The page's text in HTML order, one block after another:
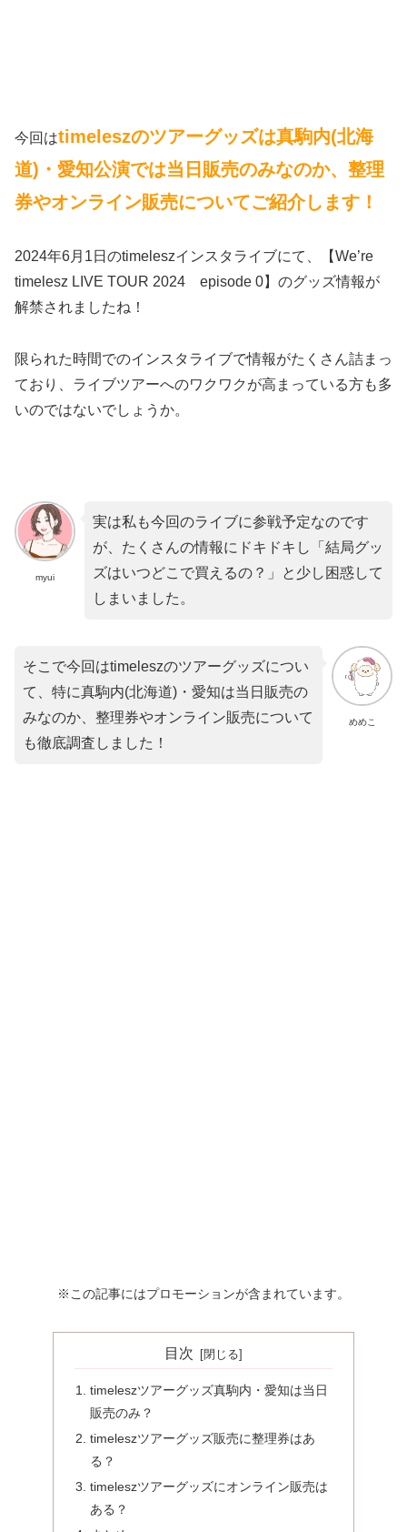
今回はtimeleszのツアーグッズは真駒内(北海
道)・愛知公演では当日販売のみなのか、整理
券やオンライン販売についてご紹介します！
2024年6月1日のtimeleszインスタライブにて、【We’re
timelesz LIVE TOUR 2024 episode 0】のグッズ情報が
解禁されましたね！
限られた時間でのインスタライブで情報がたくさん詰まっ
ており、ライブツアーへのワクワクが高まっている方も多
いのではないでしょうか。
myui
実は私も今回のライブに参戦予定なのです
が、たくさんの情報にドキドキし「結局グッ
ズはいつどこで買えるの？」と少し困惑して
しまいました。
めめこ
そこで今回はtimeleszのツアーグッズについ
て、特に真駒内(北海道)・愛知は当日販売の
みなのか、整理券やオンライン販売について
も徹底調査しました！
※この記事にはプロモーションが含まれています。
目次
timeleszツアーグッズ真駒内・愛知は当日
販売のみ？
timeleszツアーグッズ販売に整理券はあ
る？
timeleszツアーグッズにオンライン販売は
ある？